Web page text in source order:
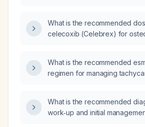
What is the recommended
celecoxib (Celebrex) for
what are its contraindications
requirements?
What is the recommended
regimen for managing
What is the recommended
work‑up and initial